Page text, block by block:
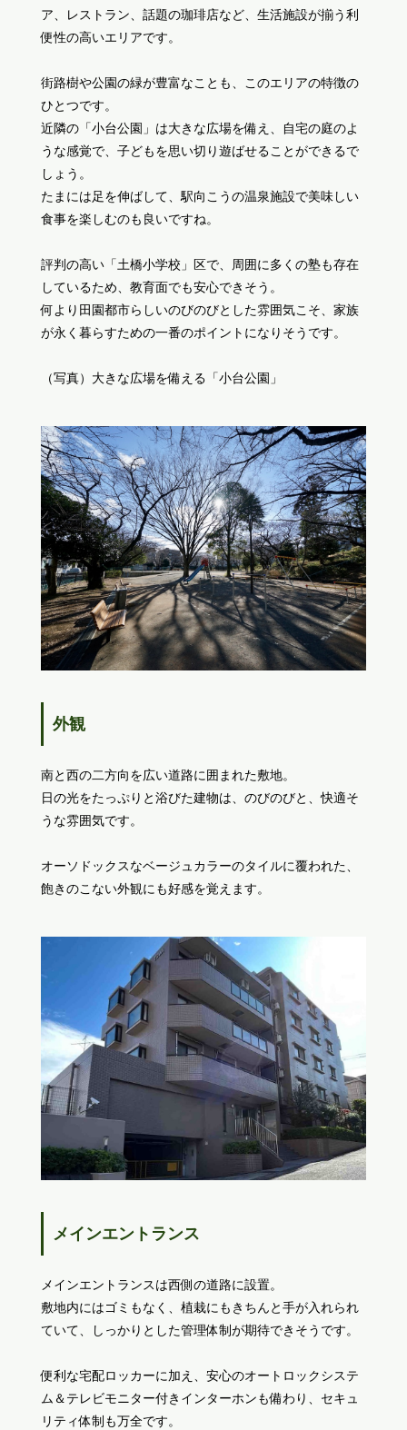
ア、レストラン、話題の珈琲店など、生活施設が揃う利
便性の高いエリアです。
街路樹や公園の緑が豊富なことも、このエリアの特徴の
ひとつです。
近隣の「小台公園」は大きな広場を備え、自宅の庭のよ
うな感覚で、子どもを思い切り遊ばせることができるで
しょう。
たまには足を伸ばして、駅向こうの温泉施設で美味しい
食事を楽しむのも良いですね。
評判の高い「土橋小学校」区で、周囲に多くの塾も存在
しているため、教育面でも安心できそう。
何より田園都市らしいのびのびとした雰囲気こそ、家族
が永く暮らすための一番のポイントになりそうです。
（写真）大きな広場を備える「小台公園」
外観
南と西の二方向を広い道路に囲まれた敷地。
日の光をたっぷりと浴びた建物は、のびのびと、快適そ
うな雰囲気です。
オーソドックスなベージュカラーのタイルに覆われた、
飽きのこない外観にも好感を覚えます。
メインエントランス
メインエントランスは西側の道路に設置。
敷地内にはゴミもなく、植栽にもきちんと手が入れられ
ていて、しっかりとした管理体制が期待できそうです。
便利な宅配ロッカーに加え、安心のオートロックシステ
ム＆テレビモニター付きインターホンも備わり、セキュ
リティ体制も万全です。